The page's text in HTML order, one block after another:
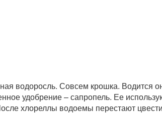
водоросль. Совсем крошка. Водится
удобрение – сапропель. Ее
хлореллы водоемы перестают